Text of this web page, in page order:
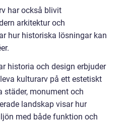
har också blivit
arkitektur och
hur historiska lösningar kan
historia och design erbjuder
kulturarv på ett estetiskt
monument och
landskap visar hur
med både funktion och